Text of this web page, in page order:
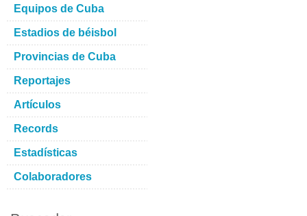
Equipos de Cuba
Estadios de béisbol
Provincias de Cuba
Reportajes
Artículos
Records
Estadísticas
Colaboradores